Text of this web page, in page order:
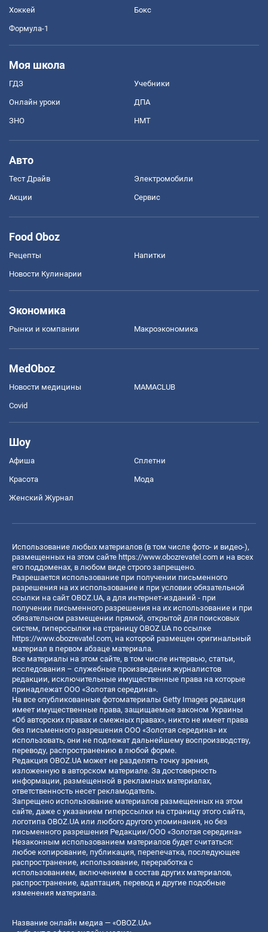
Хоккей Бокс
Формула-1
Моя школа
ГДЗ Учебники
Онлайн уроки ДПА
ЗНО НМТ
Авто
Тест Драйв Электромобили
Акции Сервис
Food Oboz
Рецепты Напитки
Новости Кулинарии
Экономика
Рынки и компании Mакроэкономика
MedOboz
Новости медицины MAMACLUB
Covid
Шоу
Афиша Сплетни
Красота Мода
Женский Журнал
Использование любых материалов (в том числе фото- и видео-),
размещенных на этом сайте https://www.obozrevatel.com и на всех
его поддоменах, в любом виде строго запрещено.
Разрешается использование при получении письменного
разрешения на их использование и при условии обязательной
ссылки на сайт OBOZ.UA, а для интернет-изданий - при
получении письменного разрешения на их использование и при
обязательном размещении прямой, открытой для поисковых
систем, гиперссылки на страницу OBOZ.UA по ссылке
https://www.obozrevatel.com, на которой размещен оригинальный
материал в первом абзаце материала.
Все материалы на этом сайте, в том числе интервью, статьи,
исследования – служебные произведения журналистов
редакции, исключительные имущественные права на которые
принадлежат ООО «Золотая середина».
На все опубликованные фотоматериалы Getty Images редакция
имеет имущественные права, защищаемые законом Украины
«Об авторских правах и смежных правах», никто не имеет права
без письменного разрешения ООО «Золотая середина» их
использовать, они не подлежат дальнейшему воспроизводству,
переводу, распространению в любой форме.
Редакция OBOZ.UA может не разделять точку зрения,
изложенную в авторском материале. За достоверность
информации, размещенной в рекламных материалах,
ответственность несет рекламодатель.
Запрещено использование материалов размещенных на этом
сайте, даже с указанием гиперссылки на страницу этого сайта,
логотипа OBOZ.UA или любого другого упоминания, но без
письменного разрешения Редакции/ООО «Золотая середина»
Незаконным использованием материалов будет считаться:
любое копирование, публикация, перепечатка, последующее
распространение, использование, переработка с
использованием, включением в состав других материалов,
распространение, адаптация, перевод и другие подобные
изменения материала.
Название онлайн медиа — «OBOZ.UA»